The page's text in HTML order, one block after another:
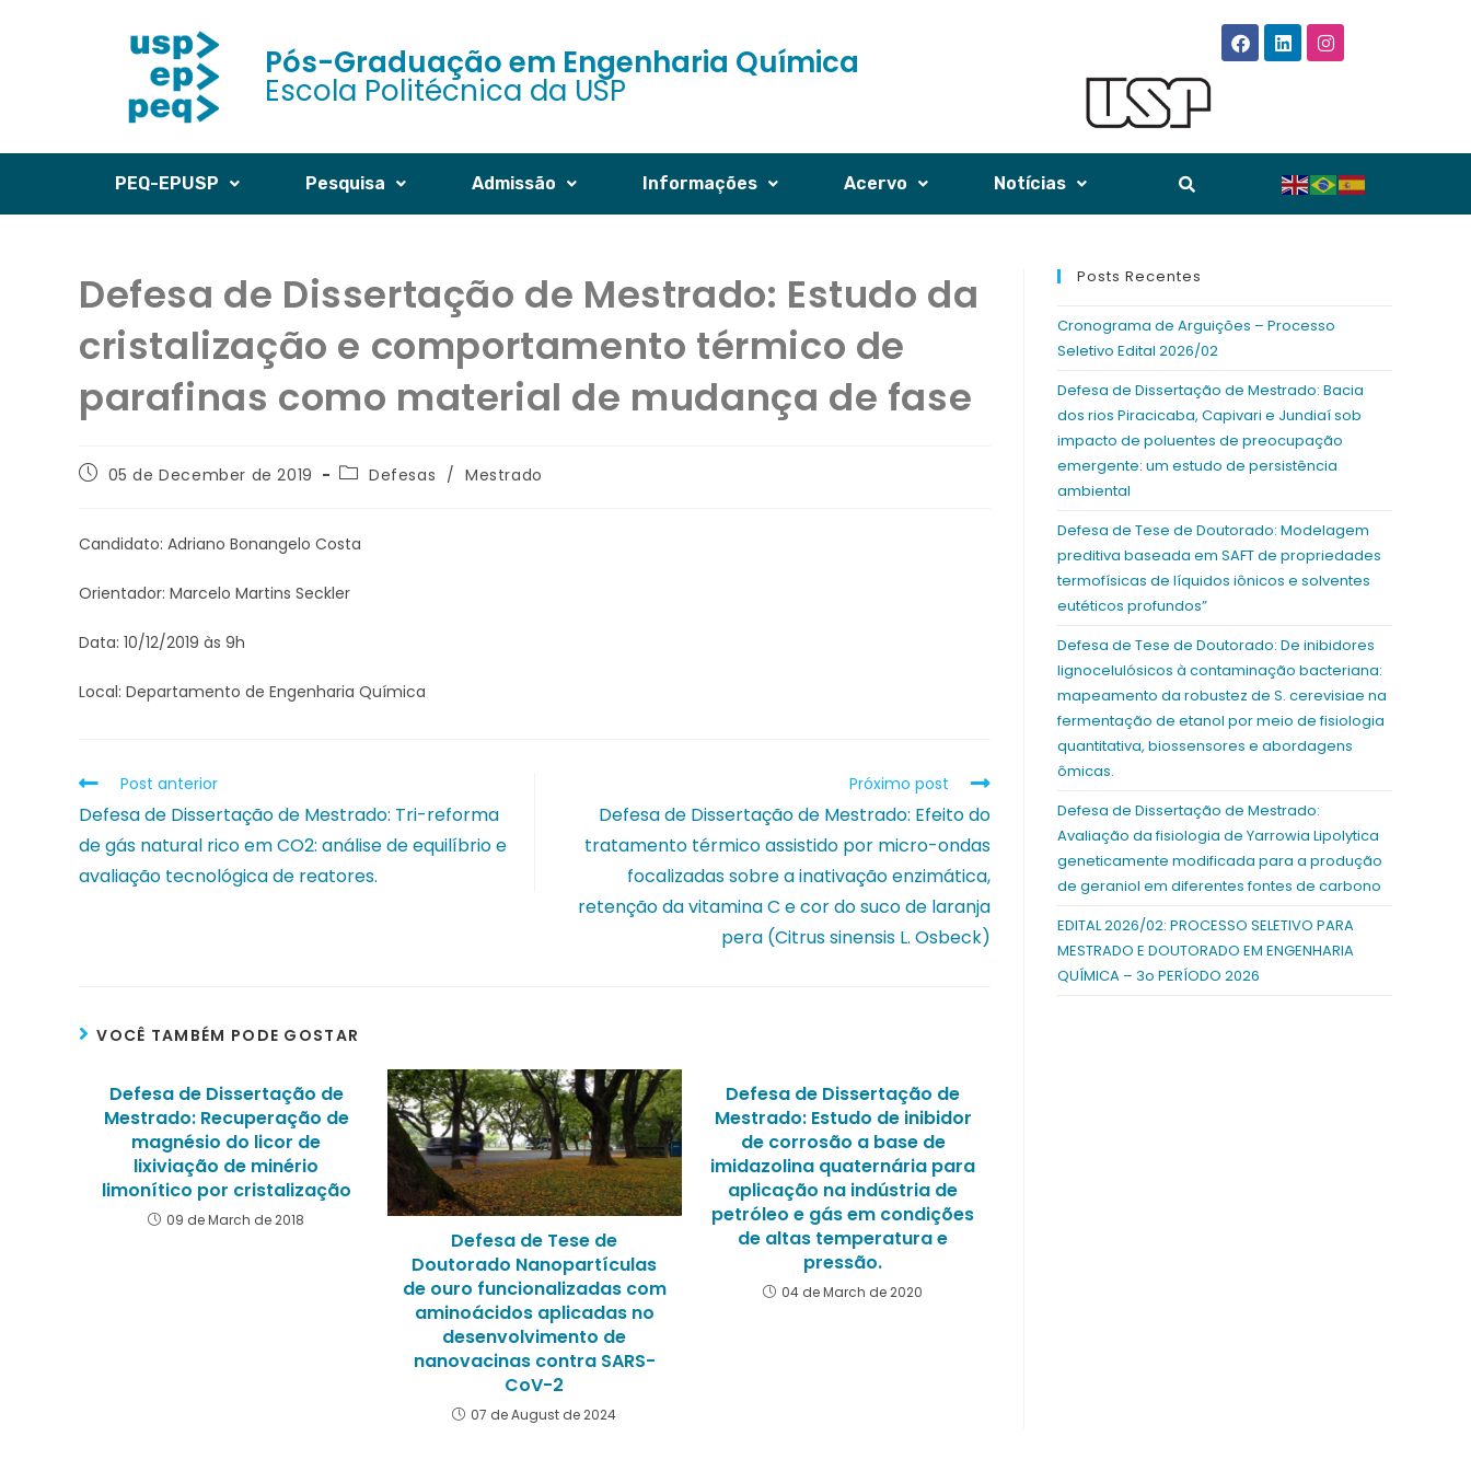
Pós-Graduação em Engenharia Química
Escola Politécnica da USP
PEQ-EPUSP Pesquisa Admissão Informações Acervo Notícias
Defesa de Dissertação de Mestrado: Estudo da
cristalização e comportamento térmico de
parafinas como material de mudança de fase
05 de December de 2019 Defesas / Mestrado
Candidato: Adriano Bonangelo Costa
Orientador: Marcelo Martins Seckler
Data: 10/12/2019 às 9h
Local: Departamento de Engenharia Química
Post anterior
Defesa de Dissertação de Mestrado: Tri-reforma
de gás natural rico em CO2: análise de equilíbrio e
avaliação tecnológica de reatores.
Próximo post
Defesa de Dissertação de Mestrado: Efeito do
tratamento térmico assistido por micro-ondas
focalizadas sobre a inativação enzimática,
retenção da vitamina C e cor do suco de laranja
pera (Citrus sinensis L. Osbeck)
VOCÊ TAMBÉM PODE GOSTAR
Defesa de Dissertação de
Mestrado: Recuperação de
magnésio do licor de
lixiviação de minério
limonítico por cristalização
09 de March de 2018
Defesa de Tese de
Doutorado Nanopartículas
de ouro funcionalizadas com
aminoácidos aplicadas no
desenvolvimento de
nanovacinas contra SARS-
CoV-2
07 de August de 2024
Defesa de Dissertação de
Mestrado: Estudo de inibidor
de corrosão a base de
imidazolina quaternária para
aplicação na indústria de
petróleo e gás em condições
de altas temperatura e
pressão.
04 de March de 2020
Posts Recentes
Cronograma de Arguições – Processo
Seletivo Edital 2026/02
Defesa de Dissertação de Mestrado: Bacia
dos rios Piracicaba, Capivari e Jundiaí sob
impacto de poluentes de preocupação
emergente: um estudo de persistência
ambiental
Defesa de Tese de Doutorado: Modelagem
preditiva baseada em SAFT de propriedades
termofísicas de líquidos iônicos e solventes
eutéticos profundos”
Defesa de Tese de Doutorado: De inibidores
lignocelulósicos à contaminação bacteriana:
mapeamento da robustez de S. cerevisiae na
fermentação de etanol por meio de fisiologia
quantitativa, biossensores e abordagens
ômicas.
Defesa de Dissertação de Mestrado:
Avaliação da fisiologia de Yarrowia Lipolytica
geneticamente modificada para a produção
de geraniol em diferentes fontes de carbono
EDITAL 2026/02: PROCESSO SELETIVO PARA
MESTRADO E DOUTORADO EM ENGENHARIA
QUÍMICA – 3o PERÍODO 2026